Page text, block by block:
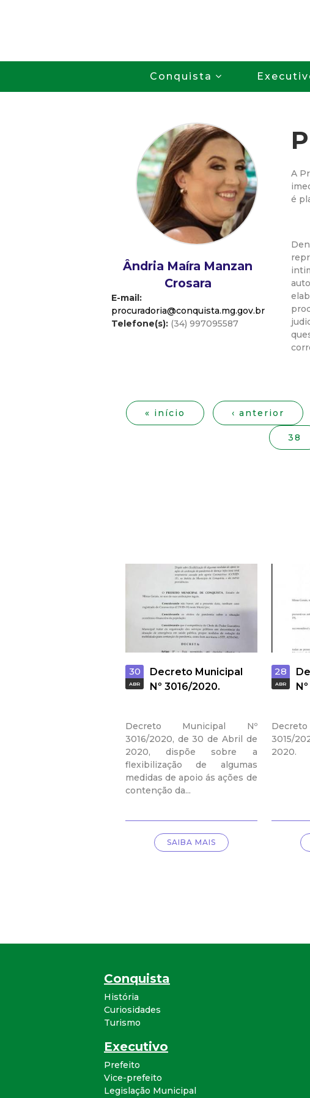
Conquista
A
é
Ândria Maíra Manzan
Crosara
E-mail:
procuradoria@conquista.mg.gov.br
Telefone(s): (34) 997095587
« início ‹ anterior
38
30
ABR
Decreto Municipal
Nº 3016/2020.
Decreto Municipal Nº
3016/2020, de 30 de Abril de
2020, dispõe sobre a
flexibilização de algumas
medidas de apoio ás ações de
contenção da...
SAIBA MAIS
28
ABR
3015/
2020.
Conquista
História
Curiosidades
Turismo
Executivo
Prefeito
Vice-prefeito
Legislação Municipal